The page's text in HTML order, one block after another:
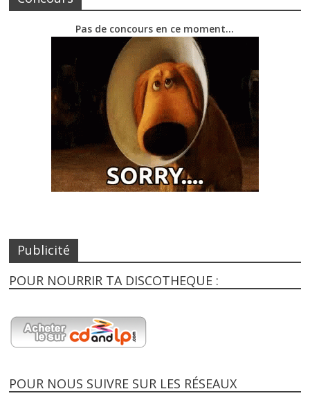
Pas de concours en ce moment…
Publicité
POUR NOURRIR TA DISCOTHEQUE :
POUR NOUS SUIVRE SUR LES RÉSEAUX